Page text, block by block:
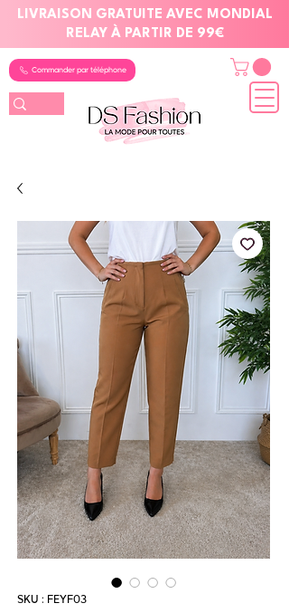
LIVRAISON GRATUITE AVEC MONDIAL
RELAY À PARTIR DE 99€
Commander par téléphone
SKU : FEYF03